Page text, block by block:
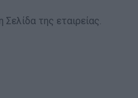
της εταιρείας.